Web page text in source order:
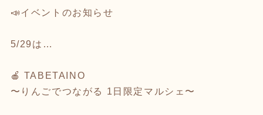
📣イベントのお知らせ
5/29は…
🍎 TABETAINO
〜りんごでつながる 1日限定マルシェ〜